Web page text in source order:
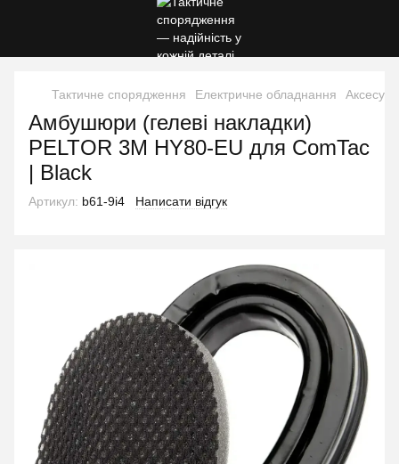
Тактичне спорядження Електричне обладнання
Амбушюри (гелеві накладки)
PELTOR 3M HY80-EU для ComTac
| Black
Артикул: b61-9i4 Написати відгук